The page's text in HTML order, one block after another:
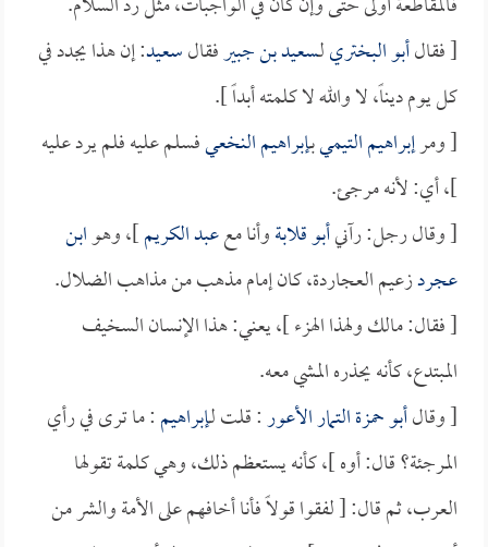
[ فقالأبو البختريلـسعيد بن جبيرفقالسعيد: إن هذا يجدد في
كل يوم ديناً، لا والله لا كلمته أبداً ].
[ ومرإبراهيم التيميبـإبراهيم النخعيفسلم عليه فلم يرد عليه
]، أي: لأنه مرجئ.
[ وقال رجل: رآنيأبو قلابةوأنا مععبد الكريم]، وهوابن
عجردزعيم العجاردة، كان إمام مذهب من مذاهب الضلال.
[ فقال: مالك ولهذا الهزء ]، يعني: هذا الإنسان السخيف
المبتدع، كأنه يحذره المشي معه.
[ وقالأبو حمزة التمار الأعور: قلت لـإبراهيم: ما ترى في رأي
المرجئة؟ قال: أوه ]، كأنه يستعظم ذلك، وهي كلمة تقولها
العرب، ثم قال: [ لفقوا قولاً فأنا أخافهم على الأمة والشر من